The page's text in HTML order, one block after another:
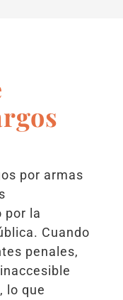
por armas
por la
Cuando
penales,
lo que